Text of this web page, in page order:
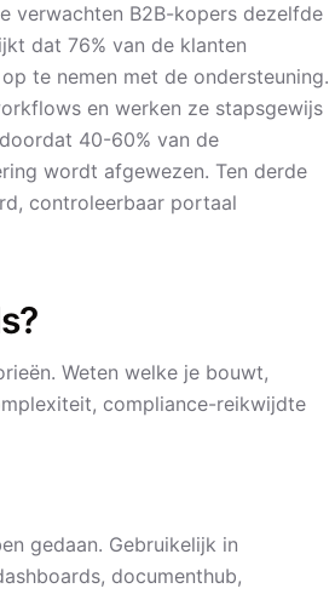
verwachten B2B-kopers dezelfde
dat 76% van de klanten
te nemen met de ondersteuning.
en werken ze stapsgewijs
40-60% van de
wordt afgewezen. Ten derde
controleerbaar portaal
Weten welke je bouwt,
compliance-reikwijdte
gedaan. Gebruikelijk in
documenthub,